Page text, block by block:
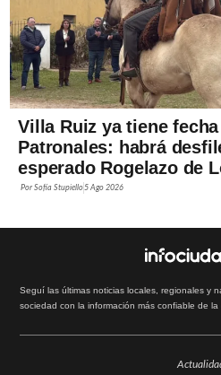
Villa Ruiz ya tiene
Patronales: habrá
esperado Rogelazo de
PorSofía Stupiello5 Ago 2026
Seguí las últimas noticias locales, regionales y
sociedad con la información más confiable de la